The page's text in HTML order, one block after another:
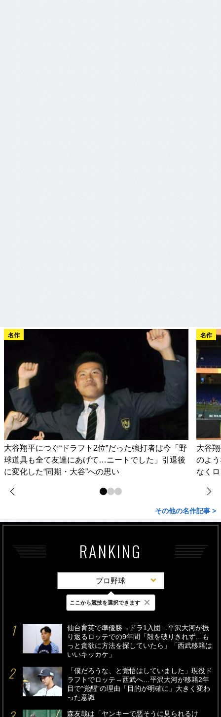
名作
大谷翔平につぐ“ドラフト2位”だった強打者は今「野
球道具も全て友達にあげて…ニートでした」引退後
に変化した“同期・大谷”への思い
名作
大谷
のよ
なく
その他の名作記事 >
RANKING
プロ野球
最新 24時間 週間
仙台育英で準優勝→ドラ1入団…平沢大河が振
り返るロッテでの9年間「殻を破りきれず…も
っと貪欲に方法を探していたら」「西武移籍は
いいキッカケ」
「僕だろうな、と覚悟はしていました」現役ド
ラフトでロッテ→西武へ…平沢大河が移籍2年
目で“覚醒”の理由「目的が明確に」大きく変わ
った意識
森友哉は「ヤンキーで悪そうに見られるけ
ここから競技を選択できます ×